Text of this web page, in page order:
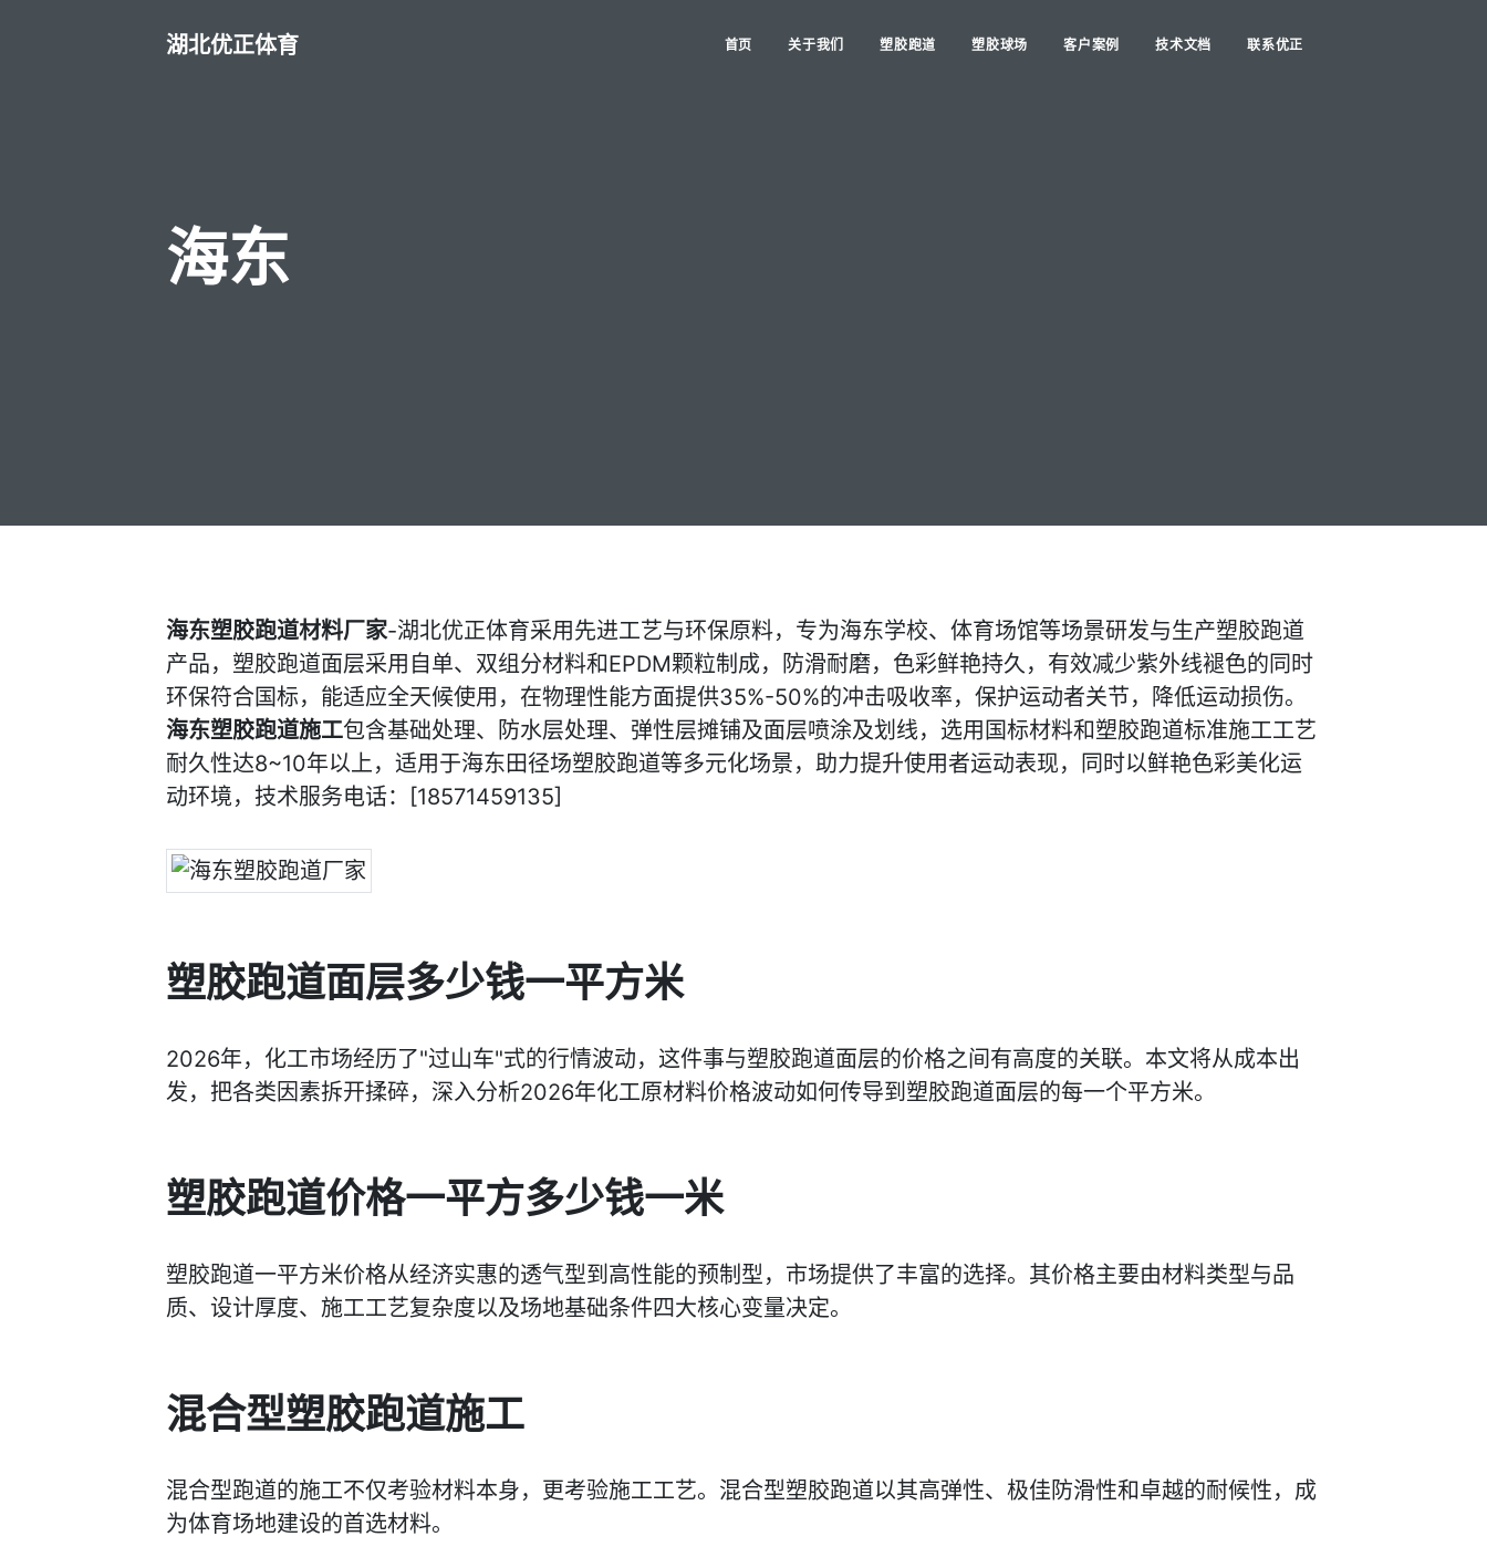
湖北优正体育 首页 关于我们 塑胶跑道 塑胶球场 客户案例 技术文档 联系优正
海东
海东塑胶跑道材料厂家-湖北优正体育采用先进工艺与环保原料，专为海东学校、体育场馆等场景研发与生产塑胶跑道
产品，塑胶跑道面层采用自单、双组分材料和EPDM颗粒制成，防滑耐磨，色彩鲜艳持久，有效减少紫外线褪色的同时
环保符合国标，能适应全天候使用，在物理性能方面提供35%-50%的冲击吸收率，保护运动者关节，降低运动损伤。
海东塑胶跑道施工包含基础处理、防水层处理、弹性层摊铺及面层喷涂及划线，选用国标材料和塑胶跑道标准施工工艺
耐久性达8~10年以上，适用于海东田径场塑胶跑道等多元化场景，助力提升使用者运动表现，同时以鲜艳色彩美化运
动环境，技术服务电话：[18571459135]
塑胶跑道面层多少钱一平方米
2026年，化工市场经历了"过山车"式的行情波动，这件事与塑胶跑道面层的价格之间有高度的关联。本文将从成本出
发，把各类因素拆开揉碎，深入分析2026年化工原材料价格波动如何传导到塑胶跑道面层的每一个平方米。
塑胶跑道价格一平方多少钱一米
塑胶跑道一平方米价格从经济实惠的透气型到高性能的预制型，市场提供了丰富的选择。其价格主要由材料类型与品
质、设计厚度、施工工艺复杂度以及场地基础条件四大核心变量决定。
混合型塑胶跑道施工
混合型跑道的施工不仅考验材料本身，更考验施工工艺。混合型塑胶跑道以其高弹性、极佳防滑性和卓越的耐候性，成
为体育场地建设的首选材料。